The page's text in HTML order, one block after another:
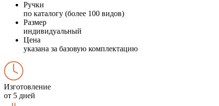
Ручки
по каталогу (более 100 видов)
Размер
индивидуальный
Цена
указана за базовую комплектацию
Изготовление
от 5 дней